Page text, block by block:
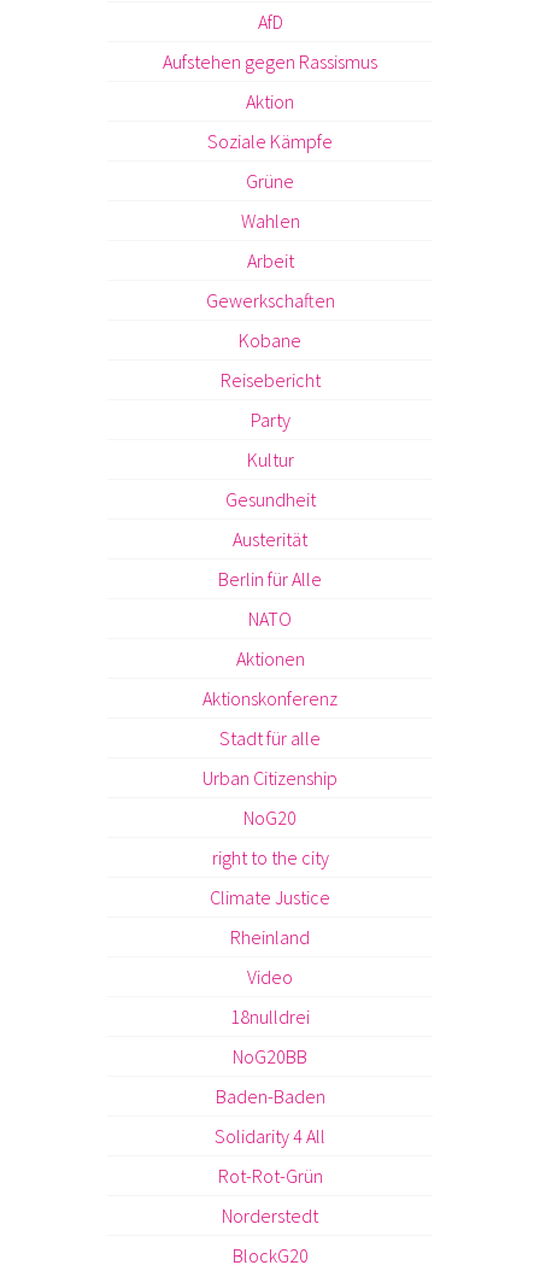
AfD
Aufstehen gegen Rassismus
Aktion
Soziale Kämpfe
Grüne
Wahlen
Arbeit
Gewerkschaften
Kobane
Reisebericht
Party
Kultur
Gesundheit
Austerität
Berlin für Alle
NATO
Aktionen
Aktionskonferenz
Stadt für alle
Urban Citizenship
NoG20
right to the city
Climate Justice
Rheinland
Video
18nulldrei
NoG20BB
Baden-Baden
Solidarity 4 All
Rot-Rot-Grün
Norderstedt
BlockG20